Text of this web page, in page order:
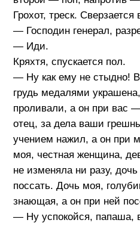
Грохот, треск.
— Господин генерал,
— Иди.
Кряхтя, спускается пол.
— Ну как ему не стыдно!
грудь медалями
проливали, а он при вас
отец, за дела ваши
учением нажил, а он при
моя, честная женщина,
не изменяла ни разу,
поссать. Дочь моя,
знающая, а он при ней
— Ну успокойся, папаша,